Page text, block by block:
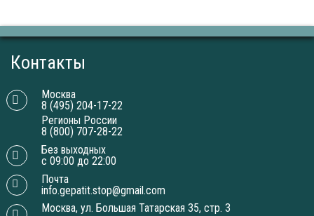
Контакты
Москва
8 (495) 204-17-22
Регионы России
8 (800) 707-28-22
Без выходных
с 09:00 до 22:00
Почта
info.gepatit.stop@gmail.com
Москва, ул. Большая Татарская 35, стр. 3